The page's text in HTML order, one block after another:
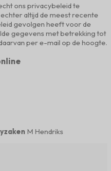
ons privacybeleid te
altijd de meest recente
gevolgen heeft voor de
gegevens met betrekking tot
per e-mail op de hoogte.
M Hendriks